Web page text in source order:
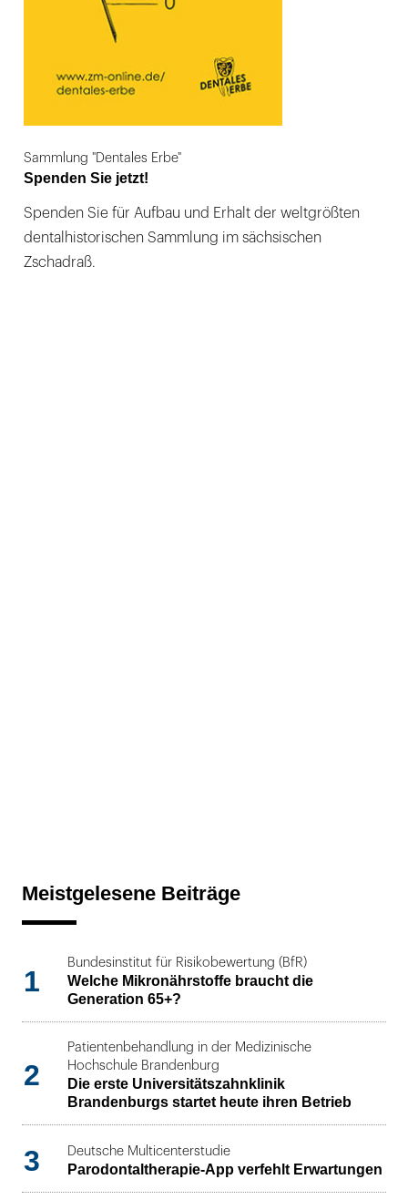
Sammlung "Dentales Erbe"
Spenden Sie jetzt!
Spenden Sie für Aufbau und Erhalt der weltgrößten
dentalhistorischen Sammlung im sächsischen
Zschadraß.
Meistgelesene Beiträge
1
Bundesinstitut für Risikobewertung (BfR)
Welche Mikronährstoffe braucht die
Generation 65+?
2
Patientenbehandlung in der Medizinische
Hochschule Brandenburg
Die erste Universitätszahnklinik
Brandenburgs startet heute ihren Betrieb
3 Deutsche Multicenterstudie
Parodontaltherapie-App verfehlt Erwartungen